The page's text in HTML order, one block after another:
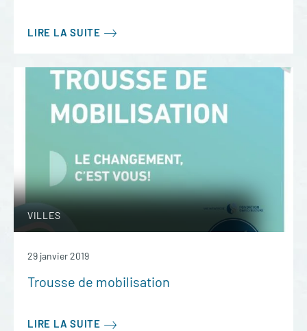
LIRE LA SUITE
VILLES
29 janvier 2019
Trousse de mobilisation
LIRE LA SUITE